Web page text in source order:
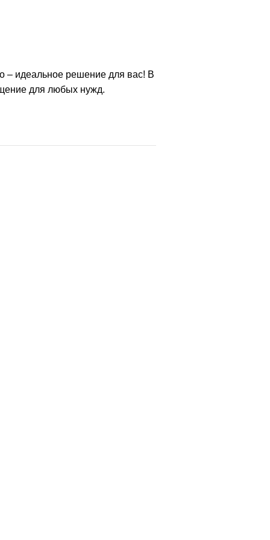
– идеальное решение для вас! В
для любых нужд.